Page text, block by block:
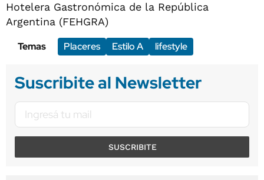
Hotelera Gastronómica de la República
Argentina (FEHGRA)
Temas
Placeres Estilo A lifestyle
Suscribite al Newsletter
SUSCRIBITE